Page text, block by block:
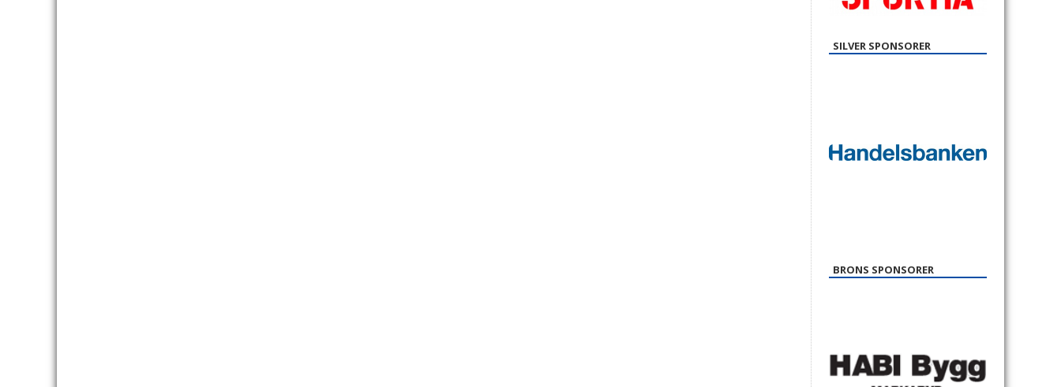
SILVER SPONSORER
BRONS SPONSORER